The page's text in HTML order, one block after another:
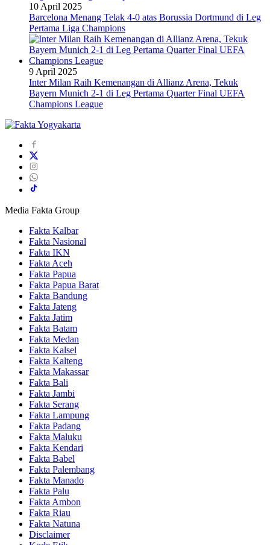
10 April 2025
Barcelona Menang Telak 4-0 atas Borussia Dortmund di Leg
Pertama Liga Champions
9 April 2025
Inter Milan Raih Kemenangan di Allianz Arena, Tekuk
Bayern Munich 2-1 di Leg Pertama Quarter Final UEFA
Champions League
Media Fakta Group
Fakta Kalbar
Fakta Nasional
Fakta IKN
Fakta Aceh
Fakta Papua
Fakta Papua Barat
Fakta Bandung
Fakta Jateng
Fakta Jatim
Fakta Batam
Fakta Medan
Fakta Kalsel
Fakta Kalteng
Fakta Makassar
Fakta Bali
Fakta Jambi
Fakta Serang
Fakta Lampung
Fakta Padang
Fakta Maluku
Fakta Kendari
Fakta Babel
Fakta Palembang
Fakta Manado
Fakta Palu
Fakta Ambon
Fakta Riau
Fakta Natuna
Disclaimer